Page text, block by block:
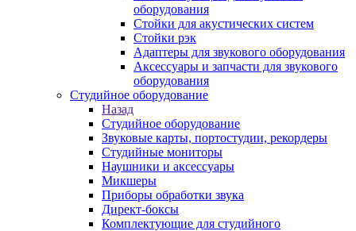
оборудования
Стойки для акустических систем
Стойки рэк
Адаптеры для звукового оборудования
Аксессуары и запчасти для звукового
оборудования
Студийное оборудование
Назад
Студийное оборудование
Звуковые карты, портостудии, рекордеры
Студийные мониторы
Наушники и аксессуары
Микшеры
Приборы обработки звука
Директ-боксы
Комплектующие для студийного